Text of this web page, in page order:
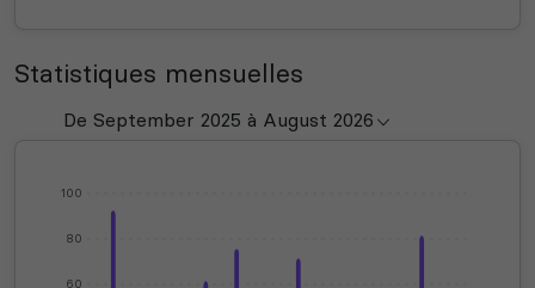
Statistiques mensuelles
60
80
100